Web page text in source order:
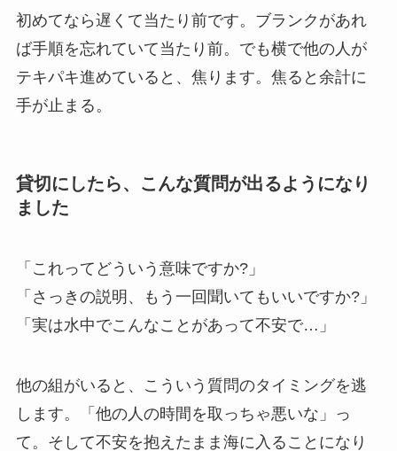
初めてなら遅くて当たり前です。ブランクがあれ
ば手順を忘れていて当たり前。でも横で他の人が
テキパキ進めていると、焦ります。焦ると余計に
手が止まる。
貸切にしたら、こんな質問が出るようになり
ました
「これってどういう意味ですか?」
「さっきの説明、もう一回聞いてもいいですか?」
「実は水中でこんなことがあって不安で…」
他の組がいると、こういう質問のタイミングを逃
します。「他の人の時間を取っちゃ悪いな」っ
て。そして不安を抱えたまま海に入ることになり